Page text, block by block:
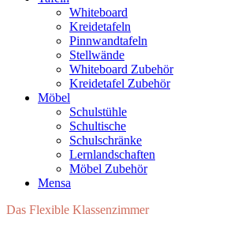
Whiteboard
Kreidetafeln
Pinnwandtafeln
Stellwände
Whiteboard Zubehör
Kreidetafel Zubehör
Möbel
Schulstühle
Schultische
Schulschränke
Lernlandschaften
Möbel Zubehör
Mensa
Das Flexible Klassenzimmer